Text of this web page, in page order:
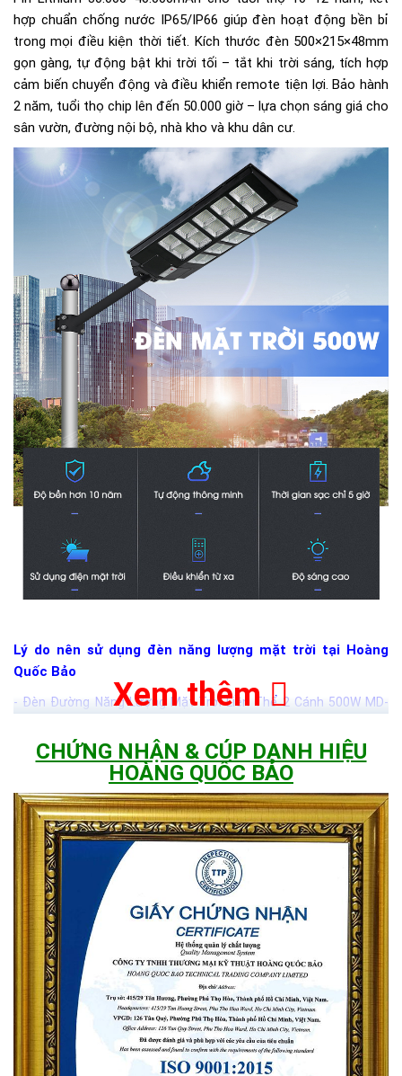
hợp chuẩn chống nước IP65/IP66 giúp đèn hoạt động bền bỉ
trong mọi điều kiện thời tiết. Kích thước đèn 500×215×48mm
gọn gàng, tự động bật khi trời tối – tắt khi trời sáng, tích hợp
cảm biến chuyển động và điều khiển remote tiện lợi. Bảo hành
2 năm, tuổi thọ chip lên đến 50.000 giờ – lựa chọn sáng giá cho
sân vườn, đường nội bộ, nhà kho và khu dân cư.
Lý do nên sử dụng đèn năng lượng mặt trời tại Hoàng
Quốc Bảo
- Đèn Đường Năng Lượng Mặt Trời Liền Thể 2 Cánh 500W MD-
- Không tốn tiền điện hàng tháng trong suốt thời gian sử dụng.
- Độ bền cao lên đến 10 năm.
- Không sử dụng dây điện rườm rà không sợ đứt dây điện và an
toàn tuyệt đối về điện khi trời mưa bão.
- Tự động bật sáng khi trời tối - Tự động tắt khi trời sáng không
phải để ý đến thời gian tắt mở hằng ngày.
- Bật/ Tắt và tăng giảm độ sáng bất cứ lúc nào bằng chiếc
Remote điều khiển từ xa.
- Lắp đặt cho tắt cả các vị trí trong nhà , hành lang, sân nhà ,
đường đi , nhà xưởng , trang trại và những khu vực không có điện
lưới ...
Liên Hệ Mua Hàng :09153 77770 - 0937 017 717 -
028.66.795.795
Xem thêm
CHỨNG NHẬN & CÚP DANH HIỆU
HOÀNG QUỐC BẢO